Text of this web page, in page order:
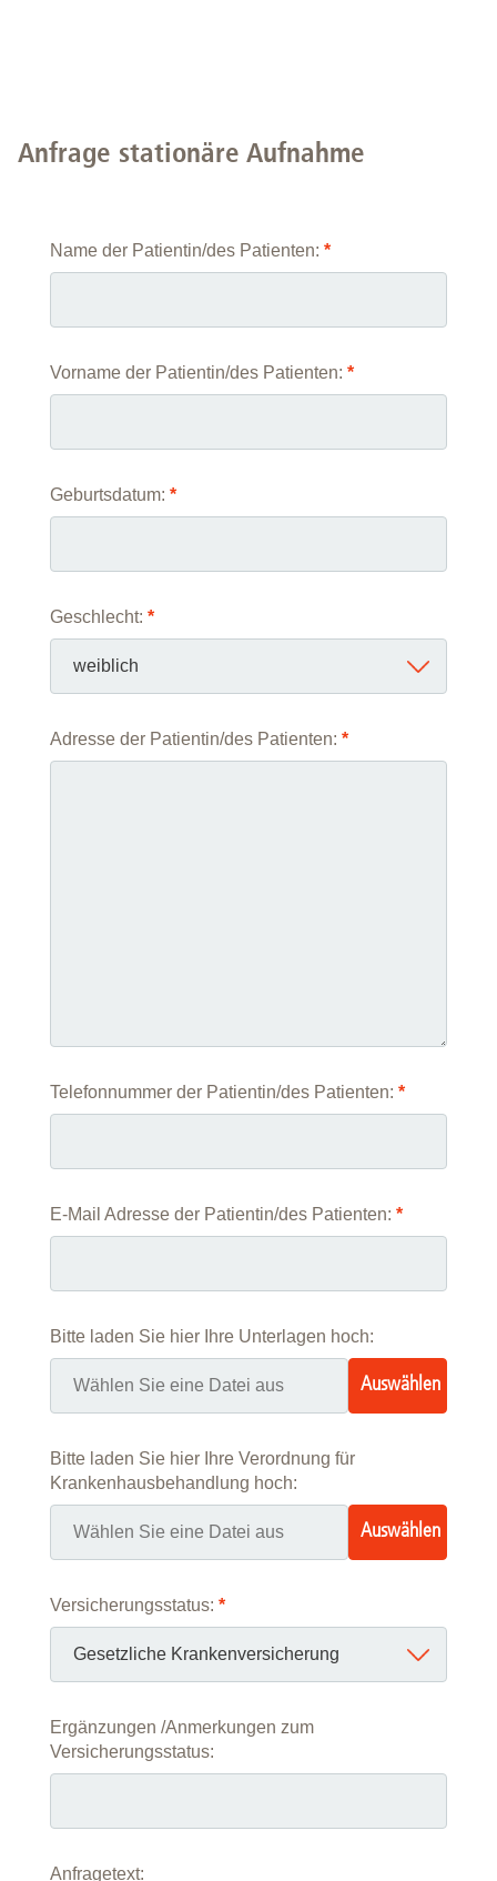
Anfrage stationäre Aufnahme
Name der Patientin/des Patienten: *
Vorname der Patientin/des Patienten: *
Geburtsdatum: *
Geschlecht: *
Adresse der Patientin/des Patienten: *
Telefonnummer der Patientin/des Patienten: *
E-Mail Adresse der Patientin/des Patienten: *
Bitte laden Sie hier Ihre Unterlagen hoch:
Auswählen
…
Bitte laden Sie hier Ihre Verordnung für
Krankenhausbehandlung hoch:
Auswählen
…
Versicherungsstatus: *
Ergänzungen /Anmerkungen zum
Versicherungsstatus:
Anfragetext: